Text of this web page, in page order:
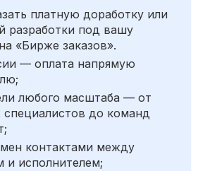
платную доработку или
разработки под вашу
«Бирже заказов».
— оплата напрямую
любого масштаба — от
специалистов до команд
контактами между
и исполнителем;